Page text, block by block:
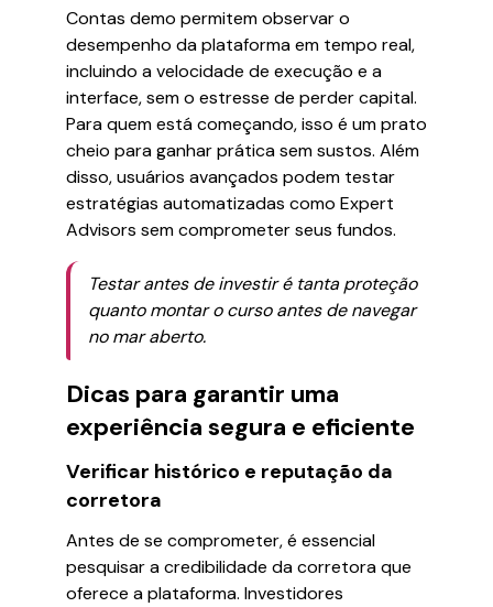
Contas demo permitem observar o
desempenho da plataforma em tempo real,
incluindo a velocidade de execução e a
interface, sem o estresse de perder capital.
Para quem está começando, isso é um prato
cheio para ganhar prática sem sustos. Além
disso, usuários avançados podem testar
estratégias automatizadas como Expert
Advisors sem comprometer seus fundos.
Testar antes de investir é tanta proteção
quanto montar o curso antes de navegar
no mar aberto.
Dicas para garantir uma
experiência segura e eficiente
Verificar histórico e reputação da
corretora
Antes de se comprometer, é essencial
pesquisar a credibilidade da corretora que
oferece a plataforma. Investidores